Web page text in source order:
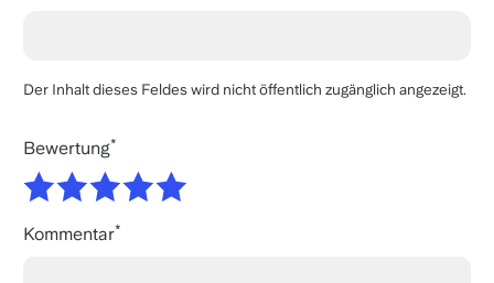
Der Inhalt dieses Feldes wird nicht öffentlich zugänglich angezeigt.
Bewertung
Kommentar